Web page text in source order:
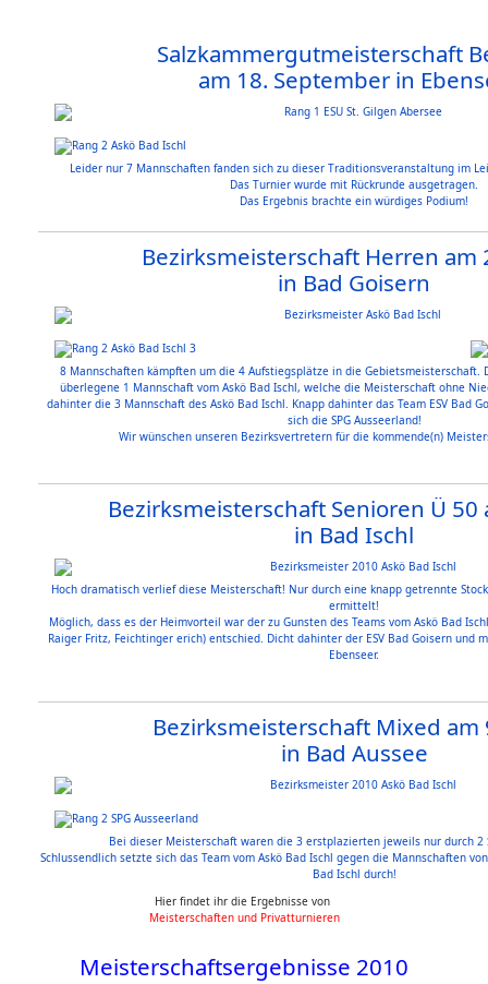
Salzkammergutmeisterschaft
am 18. September in
Leider nur 7 Mannschaften fanden sich zu dieser Traditionsveranstaltung im
Das Turnier wurde mit Rückrunde ausgetragen.
Das Ergebnis brachte ein würdiges Podium!
Bezirksmeisterschaft Herren am
in Bad Goisern
8 Mannschaften kämpften um die 4 Aufstiegsplätze in die Gebietsmeisterschaft.
überlegene 1 Mannschaft vom Askö Bad Ischl, welche die Meisterschaft ohne
dahinter die 3 Mannschaft des Askö Bad Ischl. Knapp dahinter das Team ESV Bad
sich die SPG Ausseerland!
Wir wünschen unseren Bezirksvertretern für die kommende(n)
Bezirksmeisterschaft Senioren Ü 50
in Bad Ischl
Hoch dramatisch verlief diese Meisterschaft! Nur durch eine knapp getrennte
ermittelt!
Möglich, dass es der Heimvorteil war der zu Gunsten des Teams vom Askö Bad
Raiger Fritz, Feichtinger erich) entschied. Dicht dahinter der ESV Bad Goisern und
Ebenseer.
Bezirksmeisterschaft Mixed am
in Bad Aussee
Bei dieser Meisterschaft waren die 3 erstplazierten jeweils nur durch 2
Schlussendlich setzte sich das Team vom Askö Bad Ischl gegen die Mannschaften von
Bad Ischl durch!
Hier findet ihr die Ergebnisse von
Meisterschaften und Privatturnieren
Meisterschaftsergebnisse 2010